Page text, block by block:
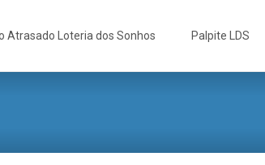
Atrasado Loteria dos Sonhos Palpite LDS